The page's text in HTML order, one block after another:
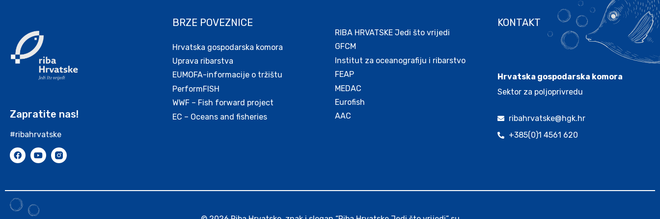
Zapratite nas!
#ribahrvatske
BRZE POVEZNICE
Hrvatska gospodarska komora
Uprava ribarstva
EUMOFA-informacije o tržištu
PerformFISH
WWF – Fish forward project
EC – Oceans and fisheries
RIBA HRVATSKE Jedi što vrijedi
GFCM
Institut za oceanografiju i ribarstvo
FEAP
MEDAC
Eurofish
AAC
KONTAKT
Hrvatska gospodarska komora
Sektor za poljoprivredu
ribahrvatske@hgk.hr
+385(0)1 4561 620